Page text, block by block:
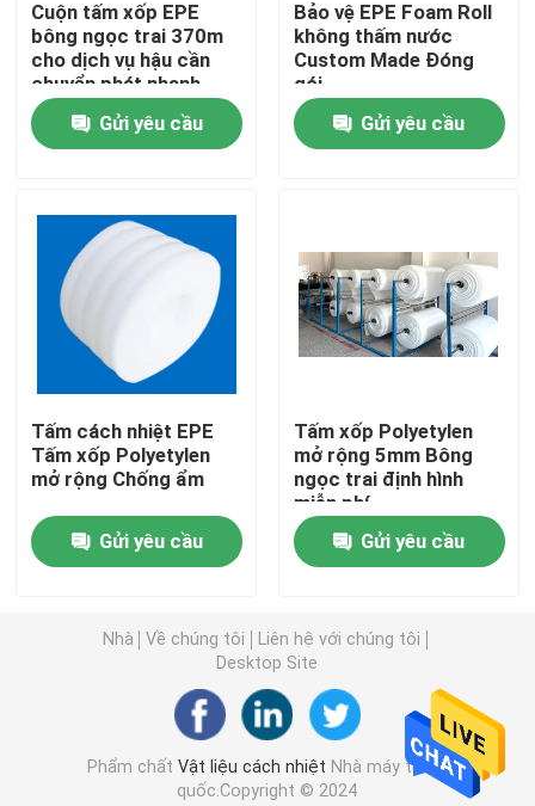
Bông Thủy Tinh Cách Nhiệt
Tấm len thủy tinh
Tấm Polyurethane Sandwich
Bảng điều khiển bánh sandwich EPS
Tấm cách nhiệt XPS
Màng chống thấm
Tấm cách nhiệt bọt cao su
Ống cao su xốp cách nhiệt
Cuộn tấm xốp EPE
bông ngọc trai 370m
cho dịch vụ hậu cần
chuyển phát nhanh
Gửi yêu cầu
Bảo vệ EPE Foam Roll
không thấm nước
Custom Made Đóng
gói
Gửi yêu cầu
Tấm cách nhiệt EPE
Tấm xốp Polyetylen
mở rộng Chống ẩm
Gửi yêu cầu
Tấm xốp Polyetylen
mở rộng 5mm Bông
ngọc trai định hình
miễn phí
Gửi yêu cầu
Nhà Về chúng tôi
Liên hệ với chúng tôi
Desktop Site
Phẩm chấtVật liệu cách nhiệt Nhà máy trung
quốc.Copyright © 2024